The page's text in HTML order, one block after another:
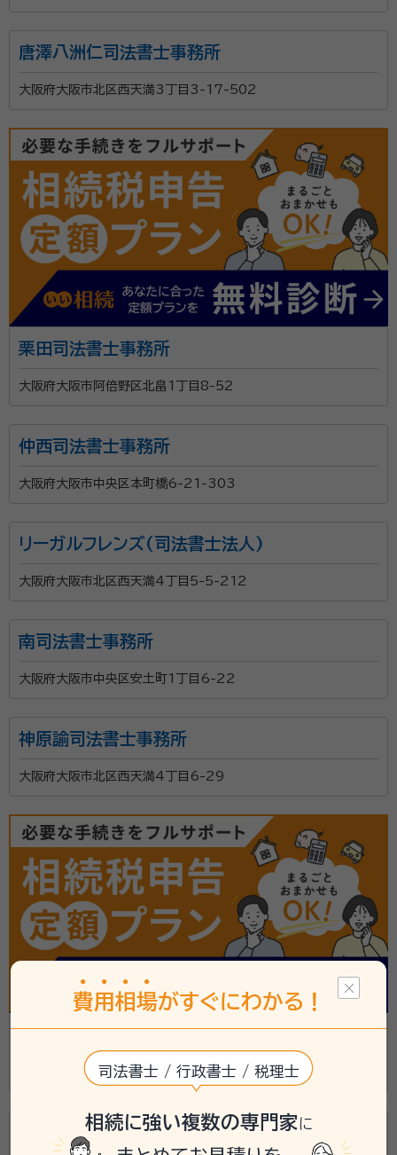
唐澤八洲仁司法書士事務所
大阪府大阪市北区西天満3丁目3-17-502
栗田司法書士事務所
大阪府大阪市阿倍野区北畠1丁目8-52
仲西司法書士事務所
大阪府大阪市中央区本町橋6-21-303
リーガルフレンズ(司法書士法人)
大阪府大阪市北区西天満4丁目5-5-212
南司法書士事務所
大阪府大阪市中央区安土町1丁目6-22
神原諭司法書士事務所
大阪府大阪市北区西天満4丁目6-29
大野芳弘事務所
大阪府大阪市中央区北久宝寺町1丁目2-1-502
前田育孝司法書士事務所
費用 相場がすぐにわかる！
司法書士 / 行政書士 / 税理士
相続に強い複数の専門家に